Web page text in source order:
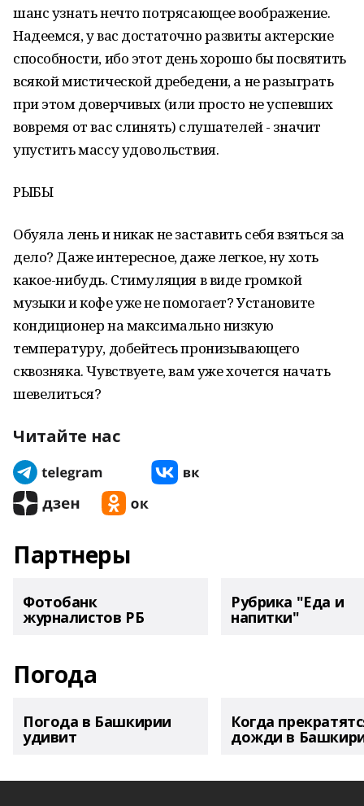
шанс узнать нечто потрясающее воображение.
Надеемся, у вас достаточно развиты актерские
способности, ибо этот день хорошо бы посвятить
всякой мистической дребедени, а не разыграть
при этом доверчивых (или просто не успевших
вовремя от вас слинять) слушателей - значит
упустить массу удовольствия.
РЫБЫ
Обуяла лень и никак не заставить себя взяться за
дело? Даже интересное, даже легкое, ну хоть
какое-нибудь. Стимуляция в виде громкой
музыки и кофе уже не помогает? Установите
кондиционер на максимально низкую
температуру, добейтесь пронизывающего
сквозняка. Чувствуете, вам уже хочется начать
шевелиться?
Читайте нас
Партнеры
Фотобанк
журналистов РБ
Рубрика "Еда и
напитки"
Погода
Погода в Башкирии
удивит
Когда
дожди в